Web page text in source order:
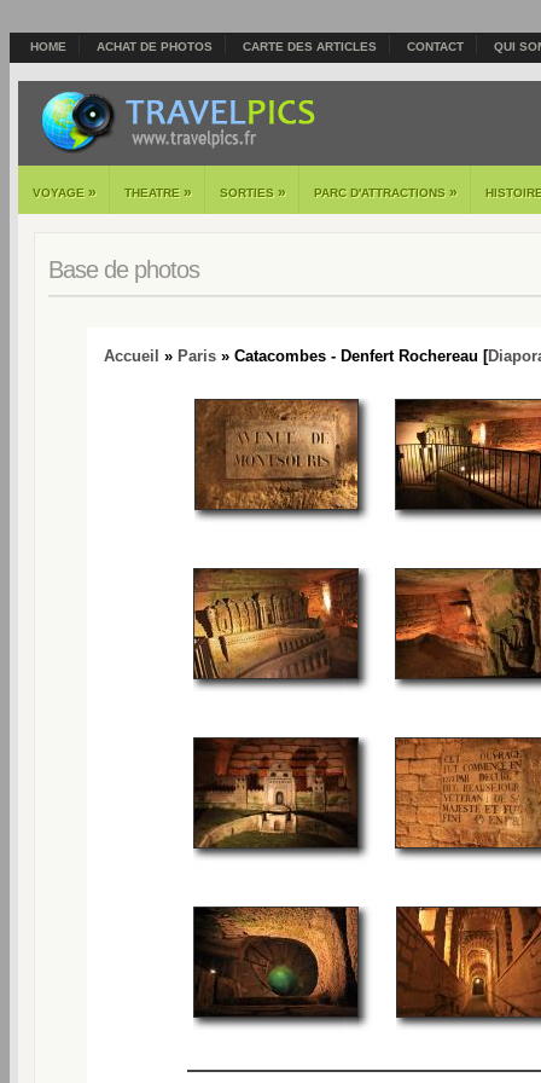
HOME ACHAT DE PHOTOS CARTE DES ARTICLES CONTACT QUI
VOYAGE » THEATRE » SORTIES » PARC D'ATTRACTIONS »
Base de photos
Accueil » Paris » Catacombes - Denfert Rochereau [